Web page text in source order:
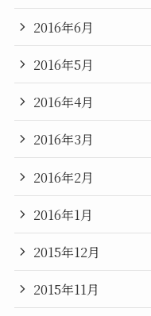
2016年6月
2016年5月
2016年4月
2016年3月
2016年2月
2016年1月
2015年12月
2015年11月